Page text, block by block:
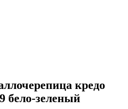
кредо
бело-зеленый